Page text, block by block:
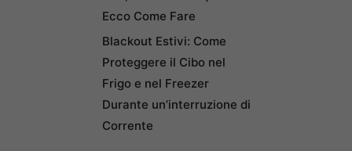
Ecco Come Fare
Blackout Estivi: Come
Proteggere il Cibo nel
Frigo e nel Freezer
Durante un’interruzione di
Corrente